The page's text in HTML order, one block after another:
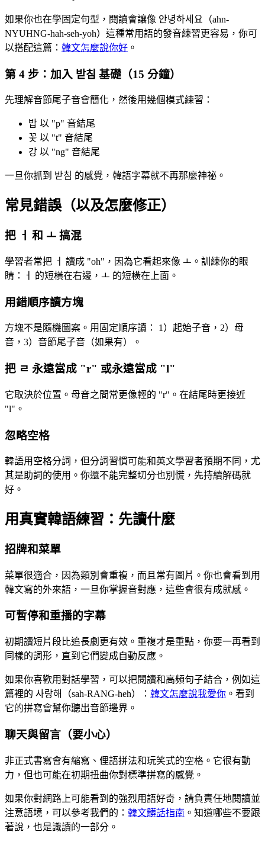
如果你也在學固定句型，閱讀會讓像 안녕하세요（ahn-
NYUHNG-hah-seh-yoh）這種常用語的發音練習更容易，你可
以搭配這篇： 韓文怎麼說你好 。
第 4 步：加入 받침 基礎（15 分鐘）
先理解音節尾子音會簡化，然後用幾個模式練習：
밥 以 "p" 音結尾
꽃 以 "t" 音結尾
강 以 "ng" 音結尾
一旦你抓到 받침 的感覺，韓語字幕就不再那麼神祕。
常見錯誤（以及怎麼修正）
把 ㅓ 和 ㅗ 搞混
學習者常把 ㅓ 讀成 "oh"，因為它看起來像 ㅗ。訓練你的眼
睛：ㅓ 的短橫在右邊，ㅗ 的短橫在上面。
用錯順序讀方塊
方塊不是隨機圖案。用固定順序讀： 1）起始子音，2）母
音，3）音節尾子音（如果有）。
把 ㄹ 永遠當成 "r" 或永遠當成 "l"
它取決於位置。母音之間常更像輕的 "r"。在結尾時更接近
"l"。
忽略空格
韓語用空格分詞，但分詞習慣可能和英文學習者預期不同，尤
其是助詞的使用。你還不能完整切分也別慌，先持續解碼就
好。
用真實韓語練習：先讀什麼
招牌和菜單
菜單很適合，因為類別會重複，而且常有圖片。你也會看到用
韓文寫的外來語，一旦你掌握音對應，這些會很有成就感。
可暫停和重播的字幕
初期讀短片段比追長劇更有效。重複才是重點，你要一再看到
同樣的詞形，直到它們變成自動反應。
如果你喜歡用對話學習，可以把閱讀和高頻句子結合，例如這
篇裡的 사랑해（sah-RANG-heh）： 韓文怎麼說我愛你 。看到
它的拼寫會幫你聽出音節邊界。
聊天與留言（要小心）
非正式書寫會有縮寫、俚語拼法和玩笑式的空格。它很有動
力，但也可能在初期扭曲你對標準拼寫的感覺。
如果你對網路上可能看到的強烈用語好奇，請負責任地閱讀並
注意語境，可以參考我們的： 韓文髒話指南 。知道哪些不要跟
著說，也是識讀的一部分。